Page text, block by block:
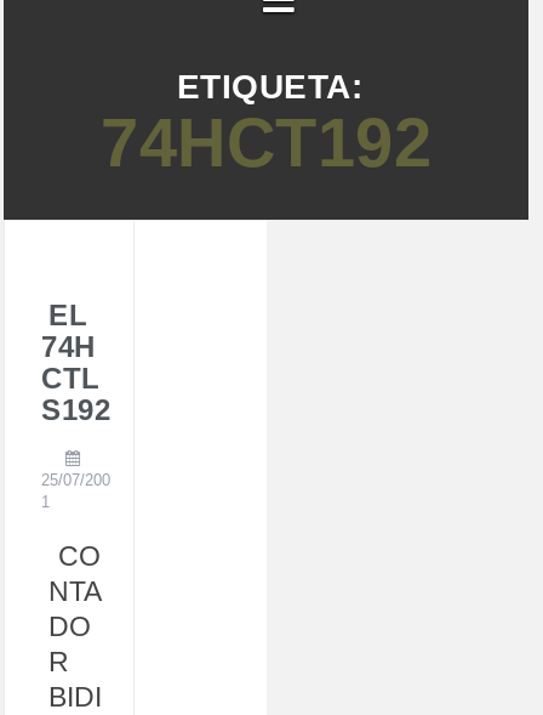
ETIQUETA:
74HCT192
EL
74H
CTL
S192
25/07/200
1
CO
NTA
DO
R
BIDI